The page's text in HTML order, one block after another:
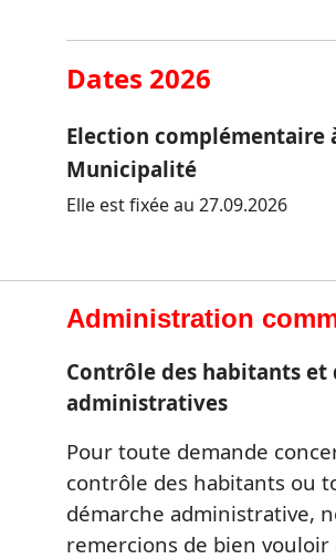
Dates 2026
Election complémentaire
Municipalité
Elle est fixée au 27.09.2026
Administration
Contrôle des habitants et
administratives
Pour toute demande
contrôle des habitants ou
démarche administrative,
remercions de bien vouloir